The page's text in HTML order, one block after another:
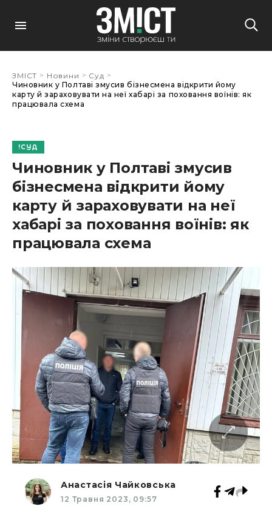
ЗМІСТ > Новини > Суд >
Чиновник у Полтаві змусив бізнесмена відкрити йому
карту й зараховувати на неї хабарі за поховання воїнів: як
працювала схема
СУД
Чиновник у Полтаві змусив
бізнесмена відкрити йому
карту й зараховувати на неї
хабарі за поховання воїнів: як
працювала схема
Анастасія Чайковська
12 Травня 2023, 09:57